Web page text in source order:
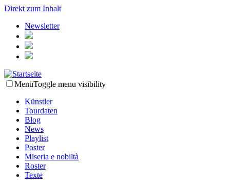
Direkt zum Inhalt
Newsletter
MenüToggle menu visibility
Künstler
Tourdaten
Blog
News
Playlist
Poster
Miseria e nobiltà
Roster
Texte